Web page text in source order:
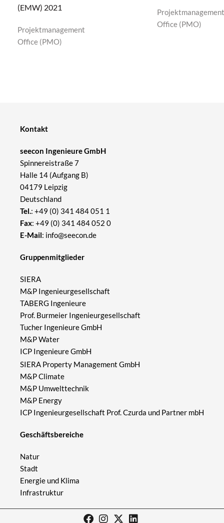
(EMW) 2021
Projektmanagement
Office (PMO)
Projektmanagement
Office (PMO)
Geschäftsbereiche
Natur
Stadt
Energie und Klima
Infrastruktur
Gruppenmitglieder
SIERA
M&P Ingenieurgesellschaft
TABERG Ingenieure
Prof. Burmeier Ingenieurgesellschaft
Tucher Ingenieure GmbH
M&P Water
ICP Ingenieure GmbH
SIERA Property Management GmbH
M&P Climate
M&P Umwelttechnik
M&P Energy
ICP Ingenieurgesellschaft Prof. Czurda und Partner mbH
Kontakt
seecon Ingenieure GmbH
Spinnereistraße 7
Halle 14 (Aufgang B)
04179 Leipzig
Deutschland
Tel.: +49 (0) 341 484 051 1
Fax: +49 (0) 341 484 052 0
E-Mail: info@seecon.de